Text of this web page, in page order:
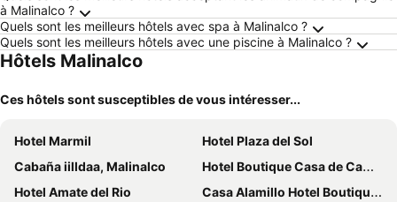
à Malinalco ?
Quels sont les meilleurs hôtels avec spa à Malinalco ?
Quels sont les meilleurs hôtels avec une piscine à Malinalco ?
Hôtels Malinalco
Ces hôtels sont susceptibles de vous intéresser...
Hotel Marmil
Hotel Plaza del Sol
Cabaña iilldaa, Malinalco
Hotel Boutique Casa de Campo Malinalco
Hotel Amate del Rio
Casa Alamillo Hotel Boutique SOLO ADULTOS